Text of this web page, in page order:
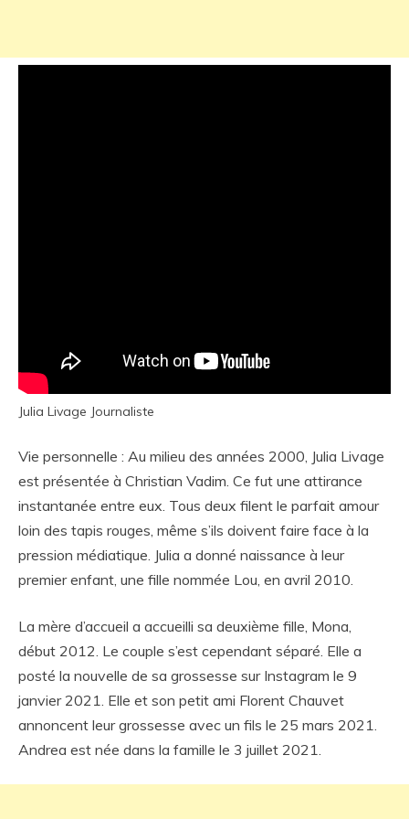
Julia Livage Journaliste
Vie personnelle : Au milieu des années 2000, Julia Livage
est présentée à Christian Vadim. Ce fut une attirance
instantanée entre eux. Tous deux filent le parfait amour
loin des tapis rouges, même s’ils doivent faire face à la
pression médiatique. Julia a donné naissance à leur
premier enfant, une fille nommée Lou, en avril 2010.
La mère d’accueil a accueilli sa deuxième fille, Mona,
début 2012. Le couple s’est cependant séparé. Elle a
posté la nouvelle de sa grossesse sur Instagram le 9
janvier 2021. Elle et son petit ami Florent Chauvet
annoncent leur grossesse avec un fils le 25 mars 2021.
Andrea est née dans la famille le 3 juillet 2021.